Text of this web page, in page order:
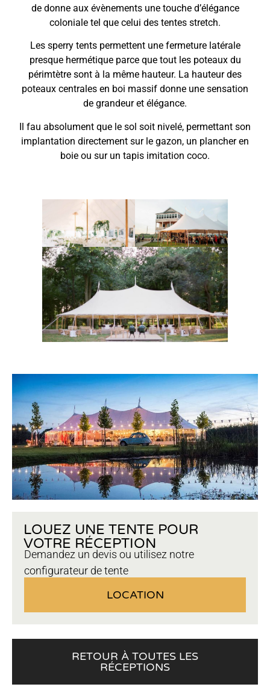
de donne aux évènements une touche d’élégance
coloniale tel que celui des tentes stretch.
Les sperry tents permettent une fermeture latérale
presque hermétique parce que tout les poteaux du
périmtètre sont à la même hauteur. La hauteur des
poteaux centrales en boi massif donne une sensation
de grandeur et élégance.
Il fau absolument que le sol soit nivelé, permettant son
implantation directement sur le gazon, un plancher en
boie ou sur un tapis imitation coco.
LOUEZ UNE TENTE POUR
VOTRE RÉCEPTION
Demandez un devis ou utilisez notre
configurateur de tente
LOCATION
RETOUR À TOUTES LES
RÉCEPTIONS